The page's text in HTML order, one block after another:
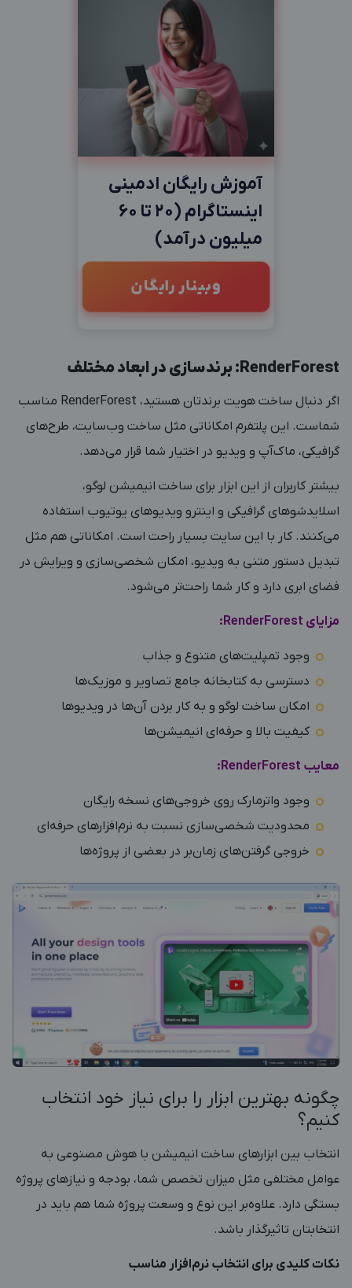
آموزش رایگان ادمینی
اینستاگرام (20 تا 60
میلیون درآمد)
وبینار رایگان
RenderForest: برندسازی در ابعاد مختلف
اگر دنبال ساخت هویت برندتان هستید، RenderForest مناسب
شماست. این پلتفرم امکاناتی مثل ساخت وب‌سایت، طرح‌های
گرافیکی، ماک‌آپ و ویدیو در اختیار شما قرار می‌دهد.
بیشتر کاربران از این ابزار برای ساخت انیمیشن لوگو،
اسلایدشوهای گرافیکی و اینترو ویدیوهای یوتیوب استفاده
می‌کنند. کار با این سایت بسیار راحت است. امکاناتی هم مثل
تبدیل دستور متنی به ویدیو، امکان شخصی‌سازی و ویرایش در
فضای ابری دارد و کار شما راحت‌تر می‌شود.
مزایای RenderForest:
وجود تمپلیت‌های متنوع و جذاب
دسترسی به کتابخانه جامع تصاویر و موزیک‌ها
امکان ساخت لوگو و به کار بردن آن‌ها در ویدیوها
کیفیت بالا و حرفه‌ای انیمیشن‌ها
معایب RenderForest:
وجود واترمارک روی خروجی‌های نسخه رایگان
محدودیت شخصی‌سازی نسبت به نرم‌افزارهای حرفه‌ای
خروجی گرفتن‌های زمان‌بر در بعضی از پروژه‌ها
چگونه بهترین ابزار را برای نیاز خود انتخاب
کنیم؟
انتخاب بین ابزارهای ساخت انیمیشن با هوش مصنوعی به
عوامل مختلفی مثل میزان تخصص شما، بودجه و نیازهای پروژه
بستگی دارد. علاوه‌بر این نوع و وسعت پروژه شما هم باید در
انتخابتان تاثیرگذار باشد.
نکات کلیدی برای انتخاب نرم‌افزار مناسب